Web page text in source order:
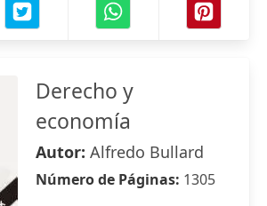
Derecho y
economía
Autor: Alfredo Bullard
Número de Páginas: 1305